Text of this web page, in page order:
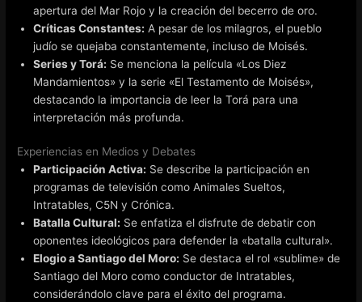
apertura del Mar Rojo y la creación del becerro de oro.
Críticas Constantes: A pesar de los milagros, el pueblo
judío se quejaba constantemente, incluso de Moisés.
Series y Torá: Se menciona la película «Los Diez
Mandamientos» y la serie «El Testamento de Moisés»,
destacando la importancia de leer la Torá para una
interpretación más profunda.
Experiencias en Medios y Debates
Participación Activa: Se describe la participación en
programas de televisión como Animales Sueltos,
Intratables, C5N y Crónica.
Batalla Cultural: Se enfatiza el disfrute de debatir con
oponentes ideológicos para defender la «batalla cultural».
Elogio a Santiago del Moro: Se destaca el rol «sublime» de
Santiago del Moro como conductor de Intratables,
considerándolo clave para el éxito del programa.